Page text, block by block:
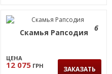
6
Скамья Рапсодия
ЦЕНА
12 075 ГРН ЗАКАЗАТЬ